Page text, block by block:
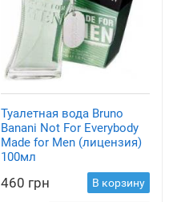
Туалетная вода Bruno
Banani Not For Everybody
Made for Men (лицензия)
100мл
460 грн В корзину